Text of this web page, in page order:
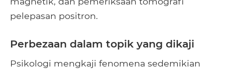
pelepasan positron.
Perbezaan dalam topik yang dikaji
Psikologi mengkaji fenomena sedemikian